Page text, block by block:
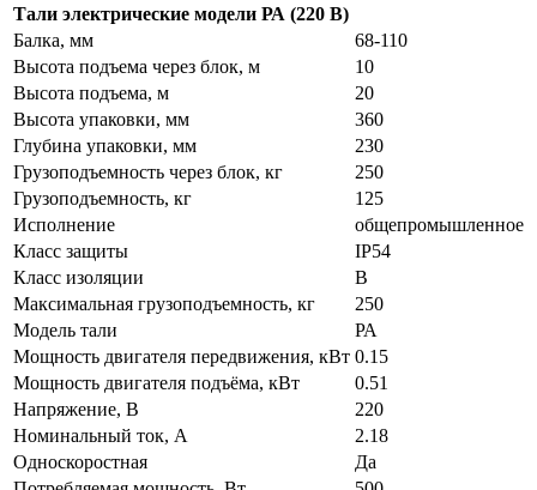
Тали электрические модели РА (220 В)
Балка, мм
68-110
Высота подъема через блок, м
10
Высота подъема, м
20
Высота упаковки, мм
360
Глубина упаковки, мм
230
Грузоподъемность через блок, кг
250
Грузоподъемность, кг
125
Исполнение
общепромышленное
Класс защиты
IP54
Класс изоляции
B
Максимальная грузоподъемность, кг
250
Модель тали
РА
Мощность двигателя передвижения, кВт 0.15
Мощность двигателя подъёма, кВт
0.51
Напряжение, В
220
Номинальный ток, А
2.18
Односкоростная
Да